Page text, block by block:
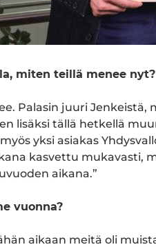
miten teillä menee nyt?
Palasin juuri Jenkeistä,
lisäksi tällä hetkellä
yksi asiakas
kasvettu mukavasti,
aikana.”
vuonna?
aikaan meitä oli